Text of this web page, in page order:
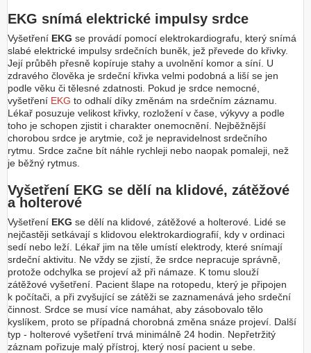
EKG snímá elektrické impulsy srdce
Vyšetření EKG se provádí pomocí elektrokardiografu, který snímá
slabé elektrické impulsy srdečních buněk, jež převede do křivky.
Její průběh přesně kopíruje stahy a uvolnění komor a síní. U
zdravého člověka je srdeční křivka velmi podobná a liší se jen
podle věku či tělesné zdatnosti. Pokud je srdce nemocné,
vyšetření EKG to odhalí díky změnám na srdečním záznamu.
Lékař posuzuje velikost křivky, rozložení v čase, výkyvy a podle
toho je schopen zjistit i charakter onemocnění. Nejběžnější
chorobou srdce je arytmie, což je nepravidelnost srdečního
rytmu. Srdce začne bít náhle rychleji nebo naopak pomaleji, než
je běžný rytmus.
Vyšetření EKG se dělí na klidové, zátěžové
a holterové
Vyšetření EKG se dělí na klidové, zátěžové a holterové. Lidé se
nejčastěji setkávají s klidovou elektrokardiografií, kdy v ordinaci
sedí nebo leží. Lékař jim na těle umístí elektrody, které snímají
srdeční aktivitu. Ne vždy se zjistí, že srdce nepracuje správně,
protože odchylka se projeví až při námaze. K tomu slouží
zátěžové vyšetření. Pacient šlape na rotopedu, který je připojen
k počítači, a při zvyšující se zátěži se zaznamenává jeho srdeční
činnost. Srdce se musí více namáhat, aby zásobovalo tělo
kyslíkem, proto se případná chorobná změna snáze projeví. Další
typ - holterové vyšetření trvá minimálně 24 hodin. Nepřetržitý
záznam pořizuje malý přístroj, který nosí pacient u sebe.